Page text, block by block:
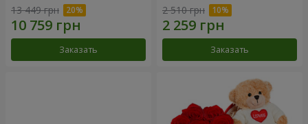
13 449 грн
Заказать
2 510 грн
Заказать